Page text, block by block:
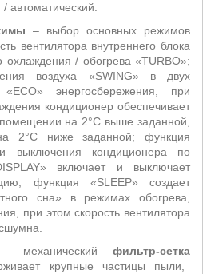
автоматический.
– выбор основных режимов
вентилятора внутреннего блока
охлаждения / обогрева «TURBO»;
воздуха «SWING» в двух
«ECO» энергосбережения, при
кондиционер обеспечивает
помещении на 2°С выше заданной,
2°С ниже заданной; функция
выключения кондиционера по
» включает и выключает
функция «SLEEP» создает
сна» в режимах обогрева,
при этом скорость вентилятора
механический фильтр-сетка
крупные частицы пыли,